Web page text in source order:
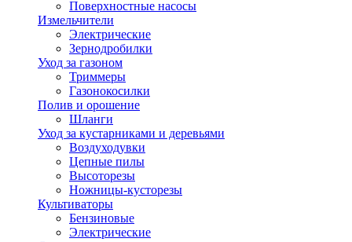
Поверхностные насосы
Измельчители
Электрические
Зернодробилки
Уход за газоном
Триммеры
Газонокосилки
Полив и орошение
Шланги
Уход за кустарниками и деревьями
Воздуходувки
Цепные пилы
Высоторезы
Ножницы-кусторезы
Культиваторы
Бензиновые
Электрические